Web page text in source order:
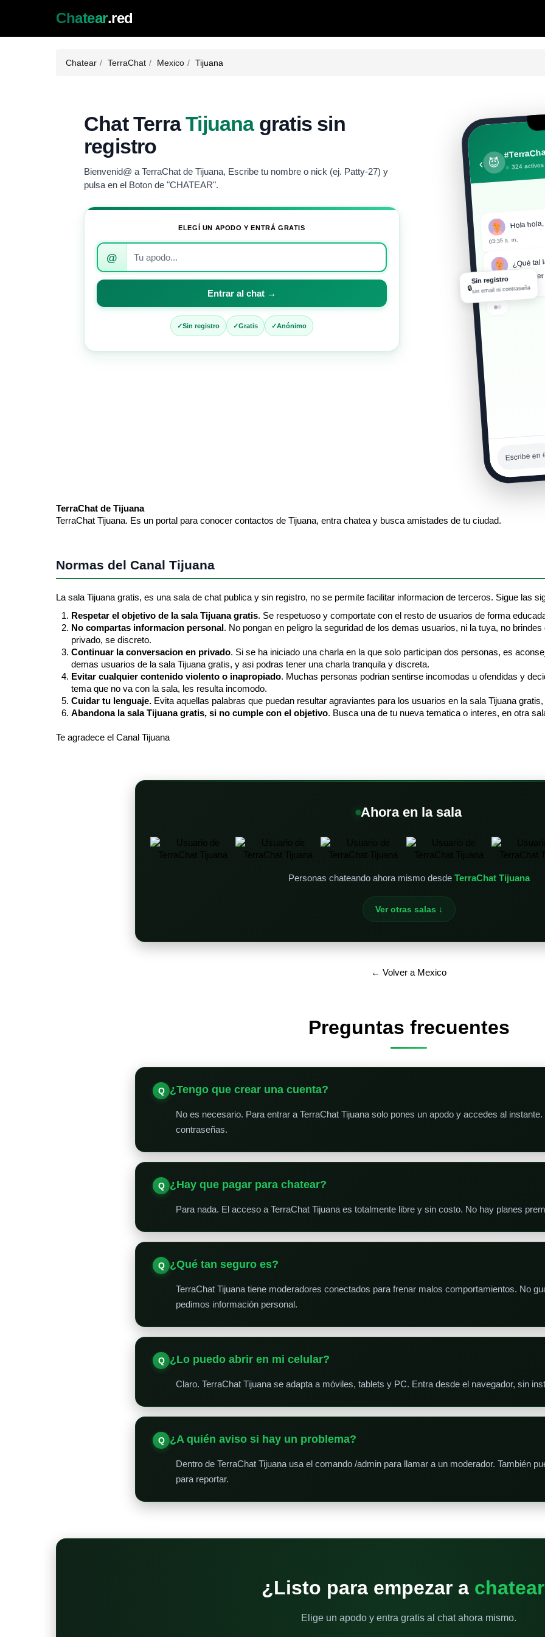
Chatear.red
Chatear TerraChat Mexico Tijuana
Chat TerraTijuanagratis sin
registro
Bienvenid@ a TerraChat de Tijuana, Escribe tu nombre o nick (ej. Patty-27) y
pulsa en el Boton de "CHATEAR".
ELEGÍ UN APODO Y ENTRÁ GRATIS
Introduce
apodo
para
al
@
Entrar al chat →
Sin registro Gratis Anónimo
‹ 😈 324
Hola
03:35 a. m.
¿Qué tal
cargando
03:35 a. m.
Escribe en
🔒
Sin registro
sin email ni contraseña
TerraChat de Tijuana
TerraChat Tijuana. Es un portal para conocer contactos de Tijuana, entra chatea y busca amistades de tu ciudad.
Normas del Canal Tijuana
La sala Tijuana gratis, es una sala de chat publica y sin registro, no se permite facilitar informacion de terceros. Sigue las
Respetar el objetivo de la sala Tijuana gratis. Se respetuoso y comportate con el resto de usuarios de forma
No compartas informacion personal. No pongan en peligro la seguridad de los demas usuarios, ni la tuya, no
privado, se discreto.
Continuar la conversacion en privado. Si se ha iniciado una charla en la que solo participan dos personas, es
demas usuarios de la sala Tijuana gratis, y asi podras tener una charla tranquila y discreta.
Evitar cualquier contenido violento o inapropiado. Muchas personas podrian sentirse incomodas u ofendidas y
tema que no va con la sala, les resulta incomodo.
Cuidar tu lenguaje. Evita aquellas palabras que puedan resultar agraviantes para los usuarios en la sala Tijuana
Abandona la sala Tijuana gratis, si no cumple con el objetivo. Busca una de tu nueva tematica o interes, en otra
Te agradece el Canal Tijuana
Ahora en la sala
Personas chateando ahora mismo desde TerraChat Tijuana
Ver otras salas ↓
← Volver a Mexico
Preguntas frecuentes
¿Tengo que crear una cuenta?
No es necesario. Para entrar a TerraChat Tijuana solo pones un apodo y accedes al
contraseñas.
¿Hay que pagar para chatear?
Para nada. El acceso a TerraChat Tijuana es totalmente libre y sin costo. No hay planes
¿Qué tan seguro es?
TerraChat Tijuana tiene moderadores conectados para frenar malos comportamientos. No
pedimos información personal.
¿Lo puedo abrir en mi celular?
Claro. TerraChat Tijuana se adapta a móviles, tablets y PC. Entra desde el navegador, sin
¿A quién aviso si hay un problema?
Dentro de TerraChat Tijuana usa el comando /admin para llamar a un moderador. También
para reportar.
¿Listo para empezar a chatear
Elige un apodo y entra gratis al chat ahora mismo.